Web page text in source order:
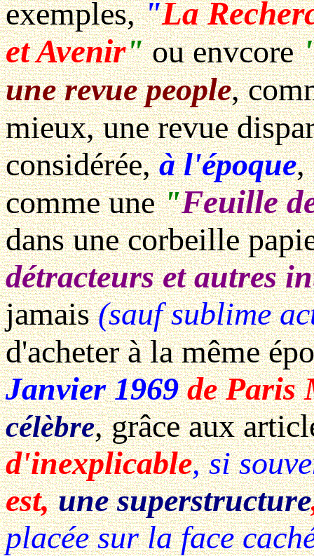
exemples,"La
et Avenir"ou envcore
une revue people,
mieux, une revue
considérée,à l'époque,
comme une"Feuille
dans une corbeille
détracteurs et autres
jamais(sauf sublime
d'acheter à la même
Janvier 1969de Paris
célèbre, grâce aux
d'inexplicable, si
est,une superstructure
placée sur la face